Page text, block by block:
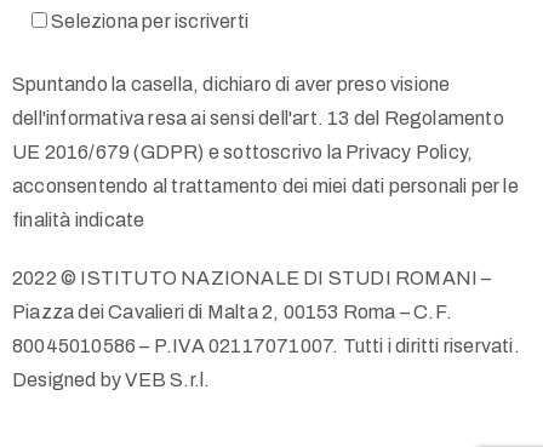
Seleziona per iscriverti
Spuntando la casella, dichiaro di aver preso visione
dell'informativa resa ai sensi dell'art. 13 del Regolamento
UE 2016/679 (GDPR) e sottoscrivo la Privacy Policy,
acconsentendo al trattamento dei miei dati personali per le
finalità indicate
2022 © ISTITUTO NAZIONALE DI STUDI ROMANI –
Piazza dei Cavalieri di Malta 2, 00153 Roma – C.F.
80045010586 – P.IVA 02117071007. Tutti i diritti riservati.
Designed by VEB S.r.l.